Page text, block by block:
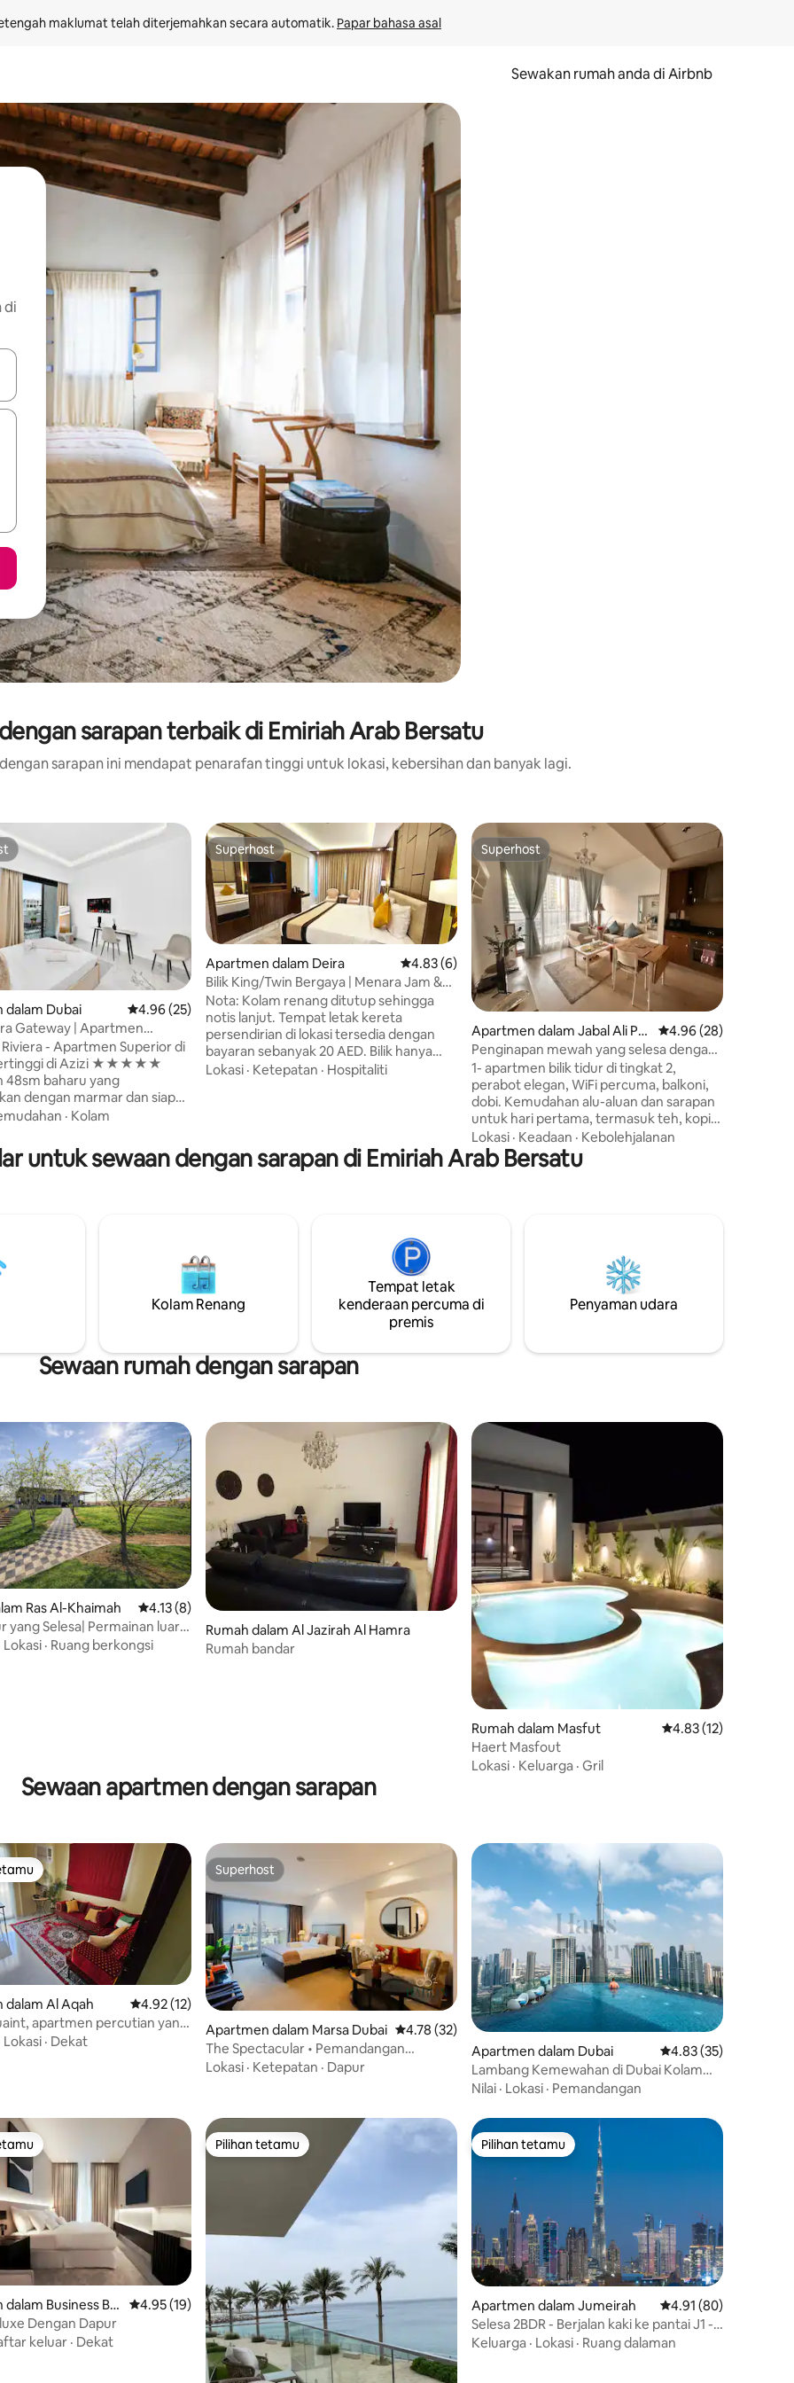
maklumat telah diterjemahkan secara automatik. Papar bahasa asal
Sewakan rumah anda di Airbnb
di
panah atas dan bawah atau teroka dengan sentuhan atau gerak leret.
sarapan terbaik di Emiriah Arab Bersatu
sarapan ini mendapat penarafan tinggi untuk lokasi, kebersihan dan banyak lagi.
5, 31 ulasan
Dubai Penarafan purata 4.96 daripada 5, 25 ulasan
4.96 (25)
Gateway | Apartmen
Tertinggi
- Apartmen Superior di
di Azizi ★★★★★
48sm baharu yang
dengan marmar dan siap
Ogos 2025, terletak di tingkat
- 10 minit ke Burj
Mall/Downtown; - 15 minit
kerja yang cerah; - Bilik
pancuran mandi.
· Kolam
Superhost
Superhost
Apartmen dalam Deira Penarafan purata 4.83 daripada 5, 6 ulasan
4.83 (6)
Bilik King/Twin Bergaya | Menara Jam &
Metro Deira
Nota: Kolam renang ditutup sehingga
notis lanjut. Tempat letak kereta
persendirian di lokasi tersedia dengan
bayaran sebanyak 20 AED. Bilik hanya
untuk tetamu, pelawat tidak dibenarkan
persendirian, TV skrin rata, cerek elektrik
dan peti deposit keselamatan. Lapangan
Lokasi · Ketepatan · Hospitaliti
Superhost
Superhost
Apartmen dalam Jabal Ali Per
tama
Penarafan purata
4.96 (28)
Penginapan mewah yang selesa dengan
balkoni, disanitasi sepenuhnya
1- apartmen bilik tidur di tingkat 2,
perabot elegan, WiFi percuma, balkoni,
dobi. Kemudahan alu-aluan dan sarapan
untuk hari pertama, termasuk teh, kopi,
buah-buahan, jus, biskut, bijirin. TV pintar,
mesin basuh, pembersih vakum, cerek,
moka Itali. Tempat letak kereta yang
Battuta Mall & Expo2020 Dubai beberapa
minit memandu. Stesen laluan metro
Ekspo baharu berhampiran. Nombor
Permit DET: AL -MUR-L74HT
Lokasi · Keadaan · Kebolehjalanan
untuk sewaan dengan sarapan di Emiriah Arab Bersatu
Kolam Renang
Tempat letak
kenderaan percuma di
premis
Penyaman udara
Sewaan rumah dengan sarapan
5, 7 ulasan
Ras Al-Khaimah Penarafan purata 4.13 daripada 5, 8 ulasan
4.13 (8)
yang Selesa| Permainan luar |
renang | Permainan kanak-
Lokasi · Ruang berkongsi
Rumah dalam Al Jazirah Al Hamra
Rumah bandar
Rumah dalam Masfut Penarafan purata
4.83 (12)
Haert Masfout
Lokasi · Keluarga · Gril
Sewaan apartmen dengan sarapan
daripada 5, 8 ulasan
Al Aqah Penarafan purata 4.92 daripada 5, 12 ulasan
4.92 (12)
apartmen percutian yang
pantai
Lokasi · Dekat
Superhost
Superhost
Apartmen dalam Marsa Dubai Penarafan purata 4.78 daripada 5, 32 ulasan
4.78 (32)
The Spectacular • Pemandangan
Menakjubkan | JW Marriott
Lokasi · Ketepatan · Dapur
Apartmen dalam Dubai Penarafan purata
4.83 (35)
Lambang Kemewahan di Dubai Kolam
Renang Infiniti Pemandangan Burj
Nilai · Lokasi · Pemandangan
5, 18 ulasan
Business Ba
Penarafan purata 4.95 daripada 5, 19 ulasan
4.95 (19)
Dengan Dapur
keluar · Dekat
Pilihan tetamu
Pilihan tetamu Pilihan tetamu
Pilihan tetamu
Apartmen dalam Jumeirah Penarafan purata
4.91 (80)
Selesa 2BDR - Berjalan kaki ke pantai J1 -
Pemandangan Burj Khalifa
Keluarga · Lokasi · Ruang dalaman